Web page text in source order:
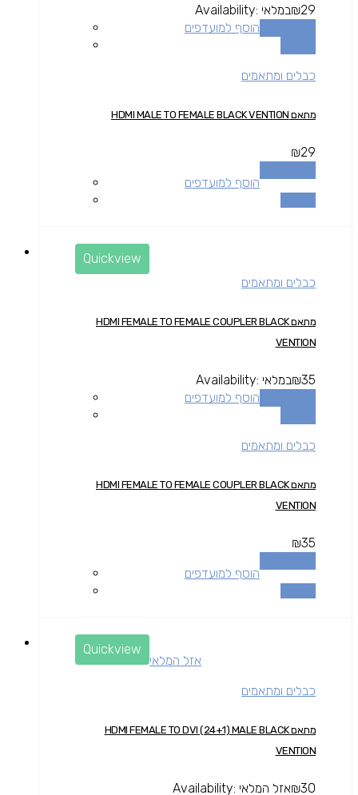
₪29
Availability: במלאי
הוסף למועדפים
כבלים ומתאמים
מתאם HDMI MALE TO FEMALE BLACK VENTION
₪29
הוסף למועדפים
Quickview
כבלים ומתאמים
מתאם HDMI FEMALE TO FEMALE COUPLER BLACK
VENTION
₪35
Availability: במלאי
הוסף למועדפים
כבלים ומתאמים
מתאם HDMI FEMALE TO FEMALE COUPLER BLACK
VENTION
₪35
הוסף למועדפים
Quickview
אזל המלאי
כבלים ומתאמים
מתאם HDMI FEMALE TO DVI (24+1) MALE BLACK
VENTION
₪30
Availability: אזל המלאי